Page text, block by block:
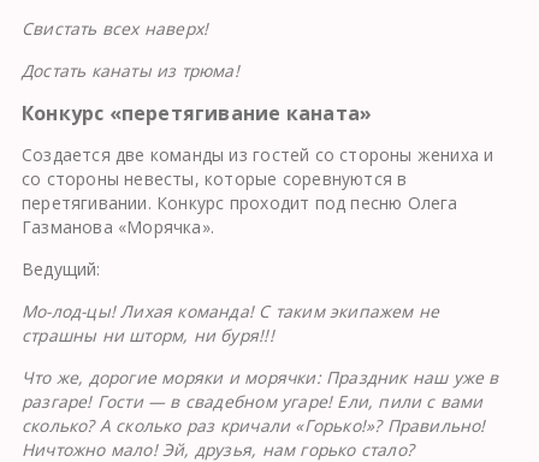
Свистать всех наверх!
Достать канаты из трюма!
Конкурс «перетягивание каната»
Создается две команды из гостей со стороны жениха и
со стороны невесты, которые соревнуются в
перетягивании. Конкурс проходит под песню Олега
Газманова «Морячка».
Ведущий:
Мо-лод-цы! Лихая команда! С таким экипажем не
страшны ни шторм, ни буря!!!
Что же, дорогие моряки и морячки: Праздник наш уже в
разгаре! Гости — в свадебном угаре! Ели, пили с вами
сколько? А сколько раз кричали «Горько!»? Правильно!
Ничтожно мало! Эй, друзья, нам горько стало?